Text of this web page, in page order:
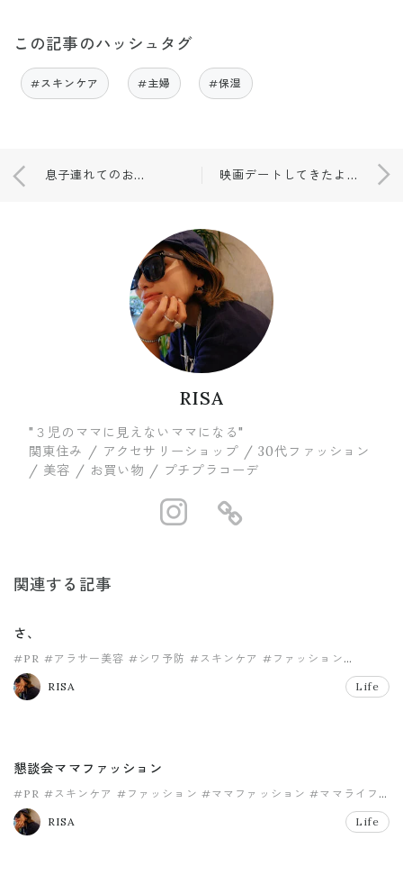
この記事のハッシュタグ
#スキンケア #主婦 #保湿
息子連れてのお仕事に。 映画デートしてきたよ🍄
RISA
"３児のママに見えないママになる"
関東住み / アクセサリーショップ / 30代ファッション
/ 美容 / お買い物 / プチプラコーデ
https://
関連する記事
さ、
#PR #アラサー美容 #シワ予防 #スキンケア #ファッション
#プチプラファッション
RISA
Life
懇談会ママファッション
#PR #スキンケア #ファッション #ママファッション #ママライフ
#主婦
RISA
Life